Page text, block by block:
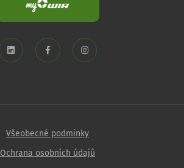
Všeobecné podmínky
Ochrana osobních údajů